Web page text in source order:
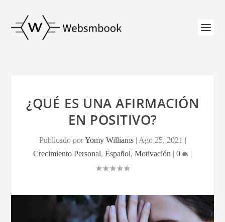
¿QUÉ ES UNA AFIRMACIÓN
EN POSITIVO?
Publicado porYomy Williams| Ago 25, 2021 |
Crecimiento Personal, Español, Motivación | 0 |